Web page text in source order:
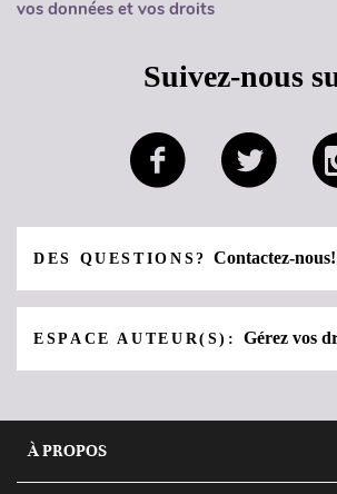
vos données et vos droits
Suivez-nous
DES QUESTIONS?Contactez-nous!
ESPACE AUTEUR(S):Gérez vos
À PROPOS